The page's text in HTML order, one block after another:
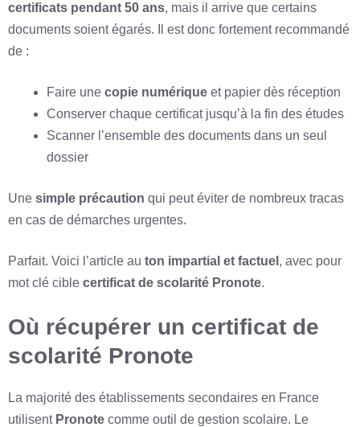
certificats pendant 50 ans, mais il arrive que certains
documents soient égarés. Il est donc fortement recommandé
de :
Faire une copie numérique et papier dès réception
Conserver chaque certificat jusqu’à la fin des études
Scanner l’ensemble des documents dans un seul
dossier
Une simple précaution qui peut éviter de nombreux tracas
en cas de démarches urgentes.
Parfait. Voici l’article au ton impartial et factuel , avec pour
mot clé cible certificat de scolarité Pronote.
Où récupérer un certificat de
scolarité Pronote
La majorité des établissements secondaires en France
utilisent Pronote comme outil de gestion scolaire. Le